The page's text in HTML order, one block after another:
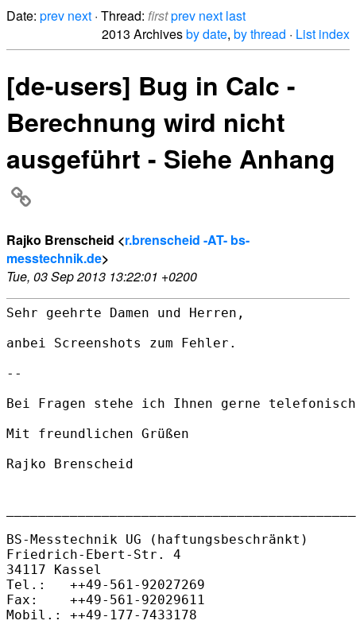
Date: prev next · Thread: firstprev next last
2013 Archivesby date, by thread · List index
[de-users] Bug in Calc -
Berechnung wird nicht
ausgeführt - Siehe Anhang
Rajko Brenscheid <r.brenscheid -AT- bs-
messtechnik.de>
Tue, 03 Sep 2013 13:22:01 +0200
Sehr geehrte Damen und Herren,
anbei Screenshots zum Fehler.
--
Bei Fragen stehe ich Ihnen gerne
Mit freundlichen Grüßen
Rajko Brenscheid
BS-Messtechnik UG (haftungsbeschränkt)
Friedrich-Ebert-Str. 4
34117 Kassel
Tel.:   ++49-561-92027269
Fax:    ++49-561-92029611
Mobil.: ++49-177-7433178